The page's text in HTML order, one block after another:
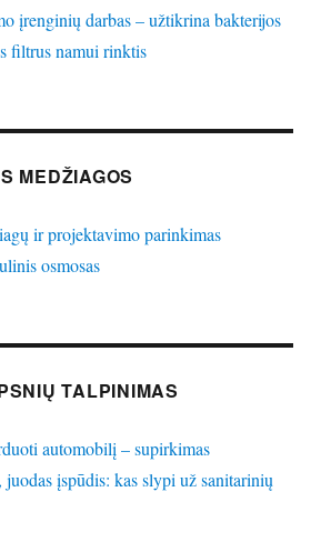
įrenginių darbas – užtikrina bakterijos
filtrus namui rinktis
MEDŽIAGOS
ir projektavimo parinkimas
osmosas
TALPINIMAS
automobilį – supirkimas
juodas įspūdis: kas slypi už sanitarinių